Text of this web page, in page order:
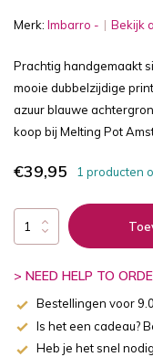
Merk: Imbarro - Bekijk
Prachtig handgemaakt
mooie dubbelzijdige
azuur blauwe
koop bij Melting Pot
€39,95 1 producten
> NEED HELP TO
Bestellingen voor
Is het een cadeau?
Heb je het snel